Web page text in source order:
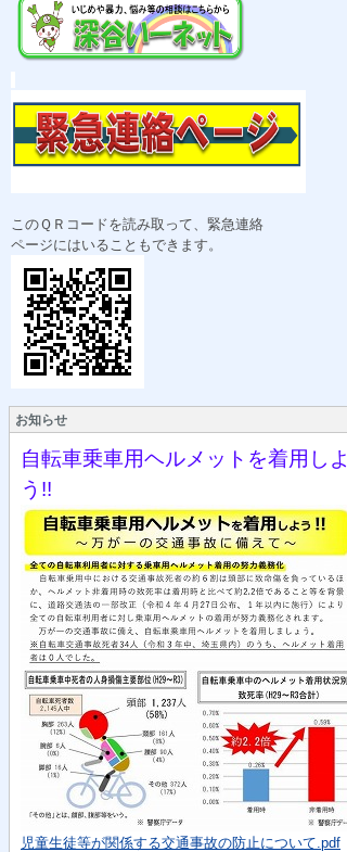
このＱＲコードを読み取って、緊急連絡
ページにはいることもできます。
お知らせ
自転車乗車用ヘルメットを着用しよ
う!!
児童生徒等が関係する交通事故の防止について.pdf